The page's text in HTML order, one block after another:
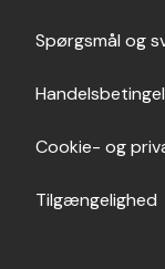
Spørgsmål og
Cookie- og
Tilgængelighed